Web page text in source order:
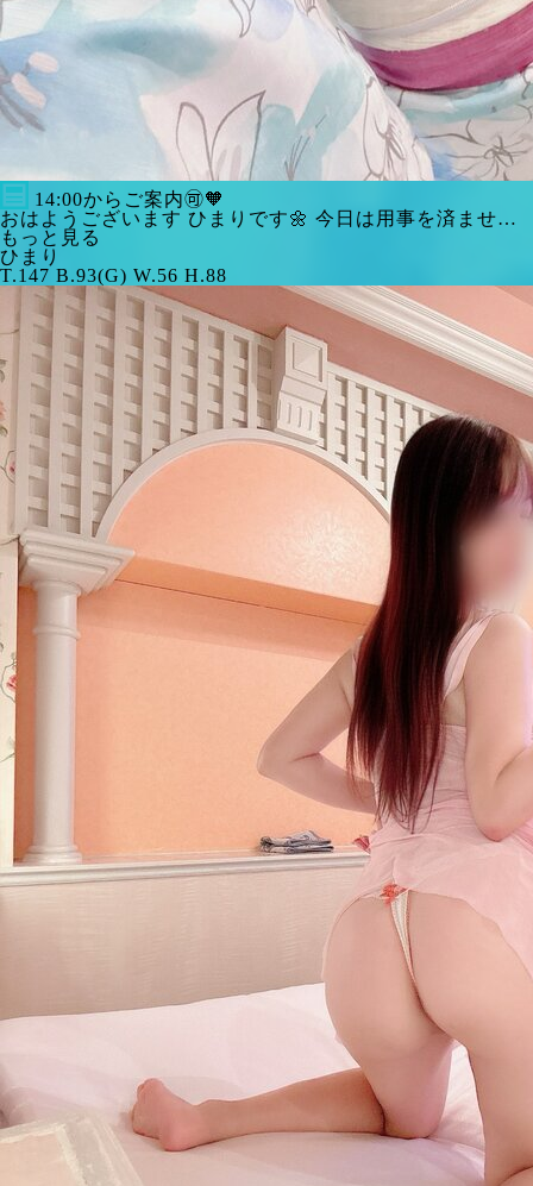
14:00からご案内🉑🧡
おはようございます ひまりです🌼 今日は用事を済ませ…
もっと見る
ひまり
T.147 B.93(G) W.56 H.88